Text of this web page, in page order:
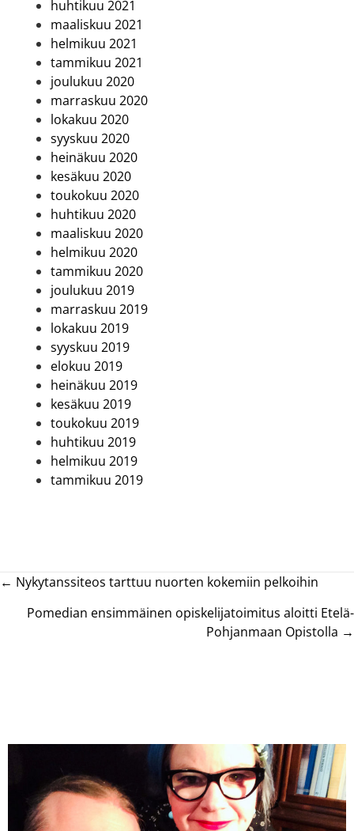
huhtikuu 2021
maaliskuu 2021
helmikuu 2021
tammikuu 2021
joulukuu 2020
marraskuu 2020
lokakuu 2020
syyskuu 2020
heinäkuu 2020
kesäkuu 2020
toukokuu 2020
huhtikuu 2020
maaliskuu 2020
helmikuu 2020
tammikuu 2020
joulukuu 2019
marraskuu 2019
lokakuu 2019
syyskuu 2019
elokuu 2019
heinäkuu 2019
kesäkuu 2019
toukokuu 2019
huhtikuu 2019
helmikuu 2019
tammikuu 2019
Posts
navigation
← Nykytanssiteos tarttuu nuorten kokemiin pelkoihin
Pomedian ensimmäinen opiskelijatoimitus aloitti Etelä-
Pohjanmaan Opistolla →